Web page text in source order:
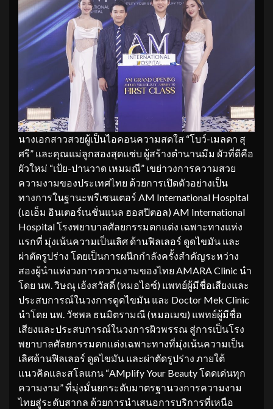
นางเอกสาวสวยผู้เป็นไอคอนความสดใส “โบว์-เมลดา สุ
ศรี” และคุณแม่ลูกสองสุดแซ่บ ผู้สร้างตำนานมีม ผัวที่ดีคือ
ผัวใหม่ “เป้ย-ปานวาด เหมมณี” เขย่าวงการความสวย
ความงามของประเทศไทย ด้วยการเปิดตัวอย่างเป็น
ทางการในฐานะพรีเซนเตอร์ AM International Hospital
(เอเอ็ม อินเตอร์เนชั่นแนล ฮอสปิตอล) AM International
Hospital โรงพยาบาลศัลยกรรมตกแต่ง เฉพาะทางแห่ง
แรกที่ มุ่งเน้นความเป็นเลิศ ด้านฟิลเลอร์ ดูดไขมัน และ
ผ่าตัดรูปร่าง โดยเป็นการผนึกกำลังครั้งสำคัญระหว่าง
สองผู้นำแห่งวงการความงามของไทย AMARA Clinic นำ
โดย นพ. วิษณุ เฮ้งสวัสดิ์ (หมอไอซ์) แพทย์ผู้มีชื่อเสียงและ
ประสบการณ์ในวงการดูดไขมัน และ Doctor Mek Clinic
นำโดย นพ. วัชพล ธนมิตรามณี (หมอเมฆ) แพทย์ผู้มีชื่อ
เสียงและประสบการณ์ในวงการผิวพรรณ สู่การเป็นโรง
พยาบาลศัลยกรรมตกแต่งเฉพาะทางที่มุ่งเน้นความเป็น
เลิศด้านฟิลเลอร์ ดูดไขมัน และผ่าตัดรูปร่าง ภายใต้
แนวคิดและสโลแกน “AMplify Your Beauty โดดเด่นทุก
ความงาม” ที่มุ่งมั่นยกระดับมาตรฐานวงการความงาม
ไทยสู่ระดับสากล ด้วยการนำเสนอการบริการที่เหนือ